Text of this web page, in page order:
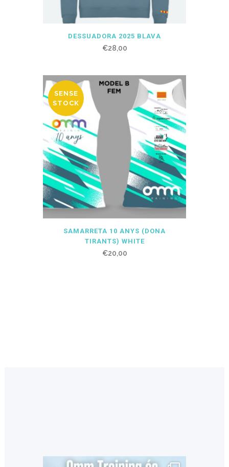
DESSUADORA 2025 BLAVA
€28,00
SENSE
STOCK
SAMARRETA 10 ANYS (DONA
TIRANTS) WHITE
€20,00